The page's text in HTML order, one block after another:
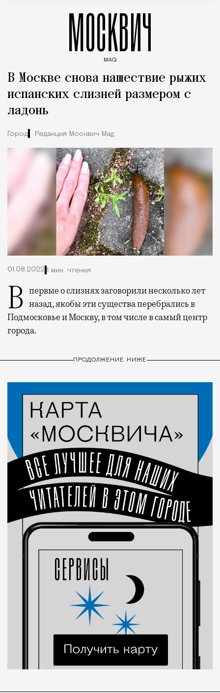
МОСКВИЧ
MAG
В Москве снова нашествие рыжих
испанских слизней размером с
ладонь
Город Редакция Москвич Mag
01.08.2022 1 мин. чтения
Впервые о слизнях заговорили несколько лет назад, якобы эти существа перебрались в
Подмосковье и Москву, в том числе в самый центр
города.
ПРОДОЛЖЕНИЕ НИЖЕ